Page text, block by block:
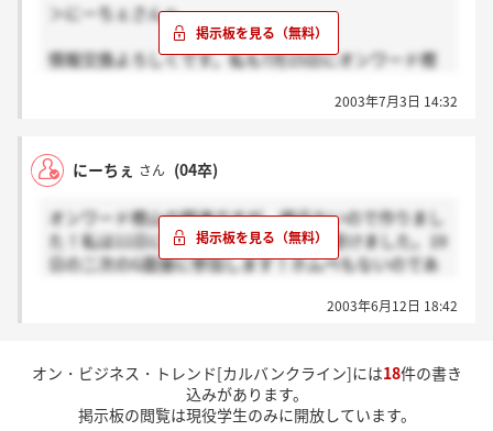
前に行って、一番前の真ん中の席に座ってください！
これは私のやり方だけど、結構学生を見ながらお話を
されるのでリアクション大王になって、自分を印象づ
単です！わたしは15分で終わりました。SPIの問題や
とわざを選ぶってやつ。後は計算で仕事算とか年齢算
です。量は何気にあるかも・・。
私は漢字得意だし、数学は問題集で解き方をやってい
たからできました！100点の自信ある(笑)
その時一緒にアンケート（軽くESっぽい）を記入しま
す。志望動機とか、販売に必要な事・・私は1ヶ月ぐ
らい前に受けたけど、受けた会社はその日のうちに
色々気づいた事とか書いてるから内容バッチリ覚えて
ちなみにアンケートは私相当適当でした！次に面接が
あってその会社の事ばかり考えてたので。。
頑張ってください！！健闘を祈ります★
＞にーちぇさんへ
情報交換よろしくです。私も7月15日にオンワード樫
ですが、どのような感じだったのか教えてもらえませ
2003年7月3日 14:32
にーちぇ さん (04卒)
オンワード樫山の関連ですが、掲示ないので作りまし
た！私は11日に説明会に参加し筆記を受けました。19
日の二次のG面接に参加します！ホムペもないのであ
報交換しませんか？よろしくです！！2003年6月12日 18:42
オン・ビジネス・トレンド[カルバンクライン]には18件の書き
込みがあります。
掲示板の閲覧は現役学生のみに開放しています。